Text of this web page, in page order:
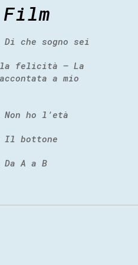
Di che sogno sei
la felicità – La
a mio
Non ho l’età
Il bottone
A a B